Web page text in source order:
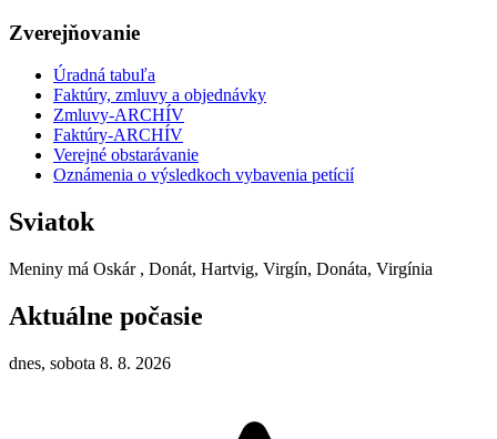
Zverejňovanie
Úradná tabuľa
Faktúry, zmluvy a objednávky
Zmluvy-ARCHÍV
Faktúry-ARCHÍV
Verejné obstarávanie
Oznámenia o výsledkoch vybavenia petícií
Sviatok
Meniny má Oskár , Donát, Hartvig, Virgín, Donáta, Virgínia
Aktuálne počasie
dnes, sobota 8. 8. 2026